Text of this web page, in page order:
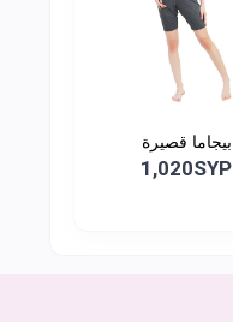
بيجاما قصيرة
1,020SYP